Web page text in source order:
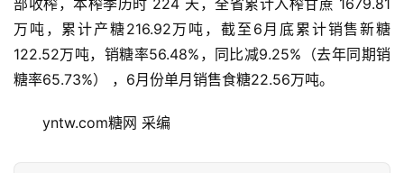
页
云
万吨，累计产糖216.92万吨，截至6月底累计销售新糖
122.52万吨，销糖率56.48%，同比减9.25%（去年同期销
糖率65.73%） ，6月份单月销售食糖22.56万吨。
yntw.com糖网 采编